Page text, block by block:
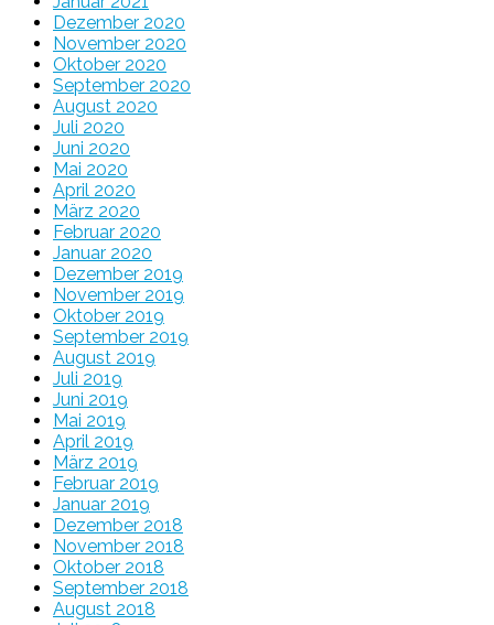
Dezember 2020
November 2020
Oktober 2020
September 2020
August 2020
Juli 2020
Juni 2020
Mai 2020
April 2020
März 2020
Februar 2020
Januar 2020
Dezember 2019
November 2019
Oktober 2019
September 2019
August 2019
Juli 2019
Juni 2019
Mai 2019
April 2019
März 2019
Februar 2019
Januar 2019
Dezember 2018
November 2018
Oktober 2018
September 2018
August 2018